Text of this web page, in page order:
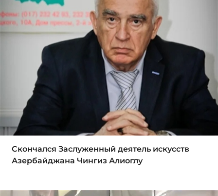
Скончался Заслуженный деятель искусств
Азербайджана Чингиз Алиоглу